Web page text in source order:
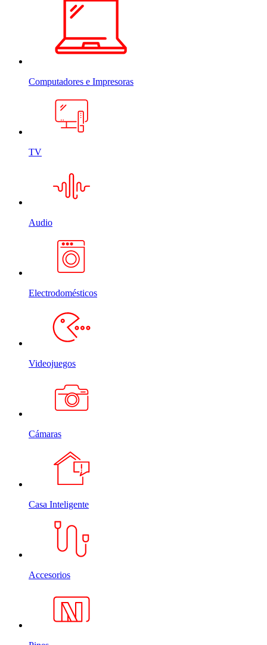
Computadores e Impresoras
TV
Audio
Electrodomésticos
Videojuegos
Cámaras
Casa Inteligente
Accesorios